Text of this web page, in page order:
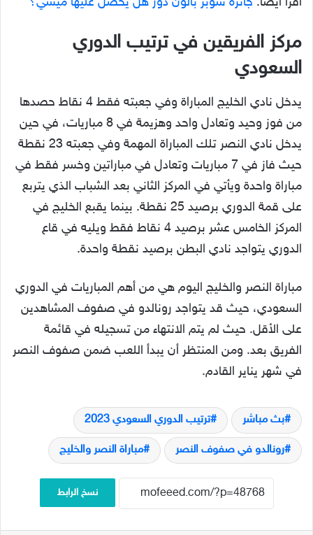
اقرأ أيضًا: جائزة سوبر بالون دور هل يحصل عليها ميسي؟
مركز الفريقين في ترتيب الدوري
السعودي
يدخل نادي الخليج المباراة وفي جعبته فقط 4 نقاط حصدها
من فوز وحيد وتعادل واحد وهزيمة في 8 مباريات، في حين
يدخل نادي النصر تلك المباراة المهمة وفي جعبته 23 نقطة
حيث فاز في 7 مباريات وتعادل في مباراتين وخسر فقط في
مباراة واحدة ويأتي في المركز الثاني بعد الشباب الذي يتربع
على قمة الدوري برصيد 25 نقطة. بينما يقبع الخليج في
المركز الخامس عشر برصيد 4 نقاط فقط ويليه في قاع
الدوري يتواجد نادي البطن برصيد نقطة واحدة.
مباراة النصر والخليج اليوم هي من أهم المباريات في الدوري
السعودي، حيث قد يتواجد رونالدو في صفوف المشاهدين
على الأقل. حيث لم يتم الانتهاء من تسجيله في قائمة
الفريق بعد. ومن المنتظر أن يبدأ اللعب ضمن صفوف النصر
في شهر يناير القادم.
بث مباشر ترتيب الدوري السعودي 2023
رونالدو في صفوف النصر مباراة النصر والخليج
نسخ الرابط